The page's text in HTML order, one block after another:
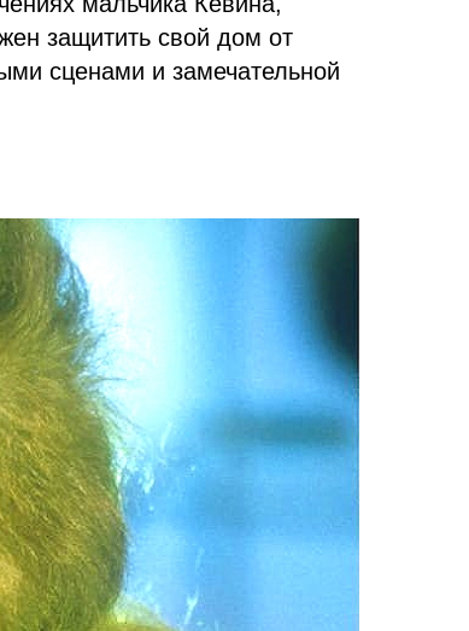
защитить свой дом от
сценами и замечательной